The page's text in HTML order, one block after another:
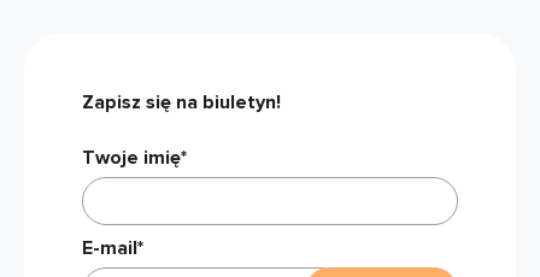
Zapisz się na biuletyn!
Twoje imię*
E-mail*